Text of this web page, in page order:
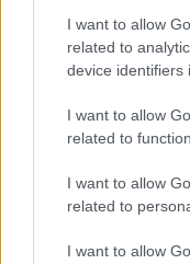
I want to allow
related to
device identifiers
I want to allow
related to
I want to allow
related to
I want to allow
KÉPZŐ
Interjú Fábián
luxuslombház, mai
Gábor építész